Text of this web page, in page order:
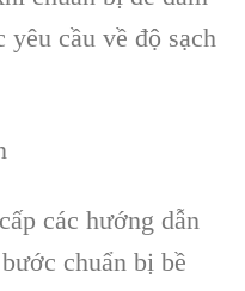
yêu cầu về độ sạch
các hướng dẫn
chuẩn bị bề